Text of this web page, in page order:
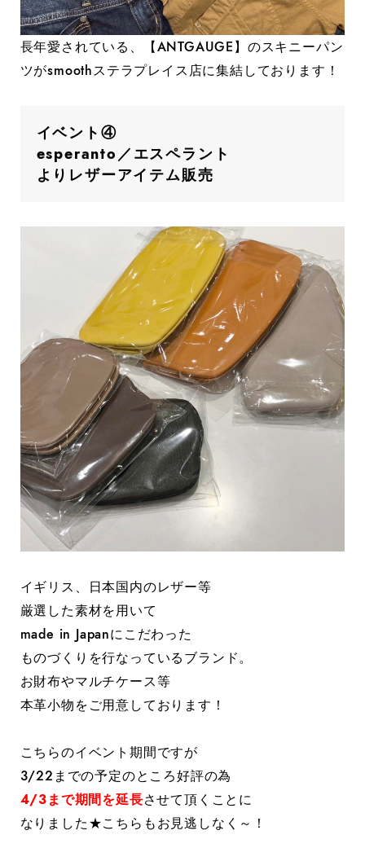
長年愛されている、【ANTGAUGE】のスキニーパン
ツがsmoothステラプレイス店に集結しております！
イベント④
esperanto／エスペラント
よりレザーアイテム販売
イギリス、日本国内のレザー等
厳選した素材を用いて
made in Japanにこだわった
ものづくりを行なっているブランド。
お財布やマルチケース等
本革小物をご用意しております！
こちらのイベント期間ですが
3/22までの予定のところ好評の為
4/3まで期間を延長させて頂くことに
なりました★こちらもお見逃しなく～！